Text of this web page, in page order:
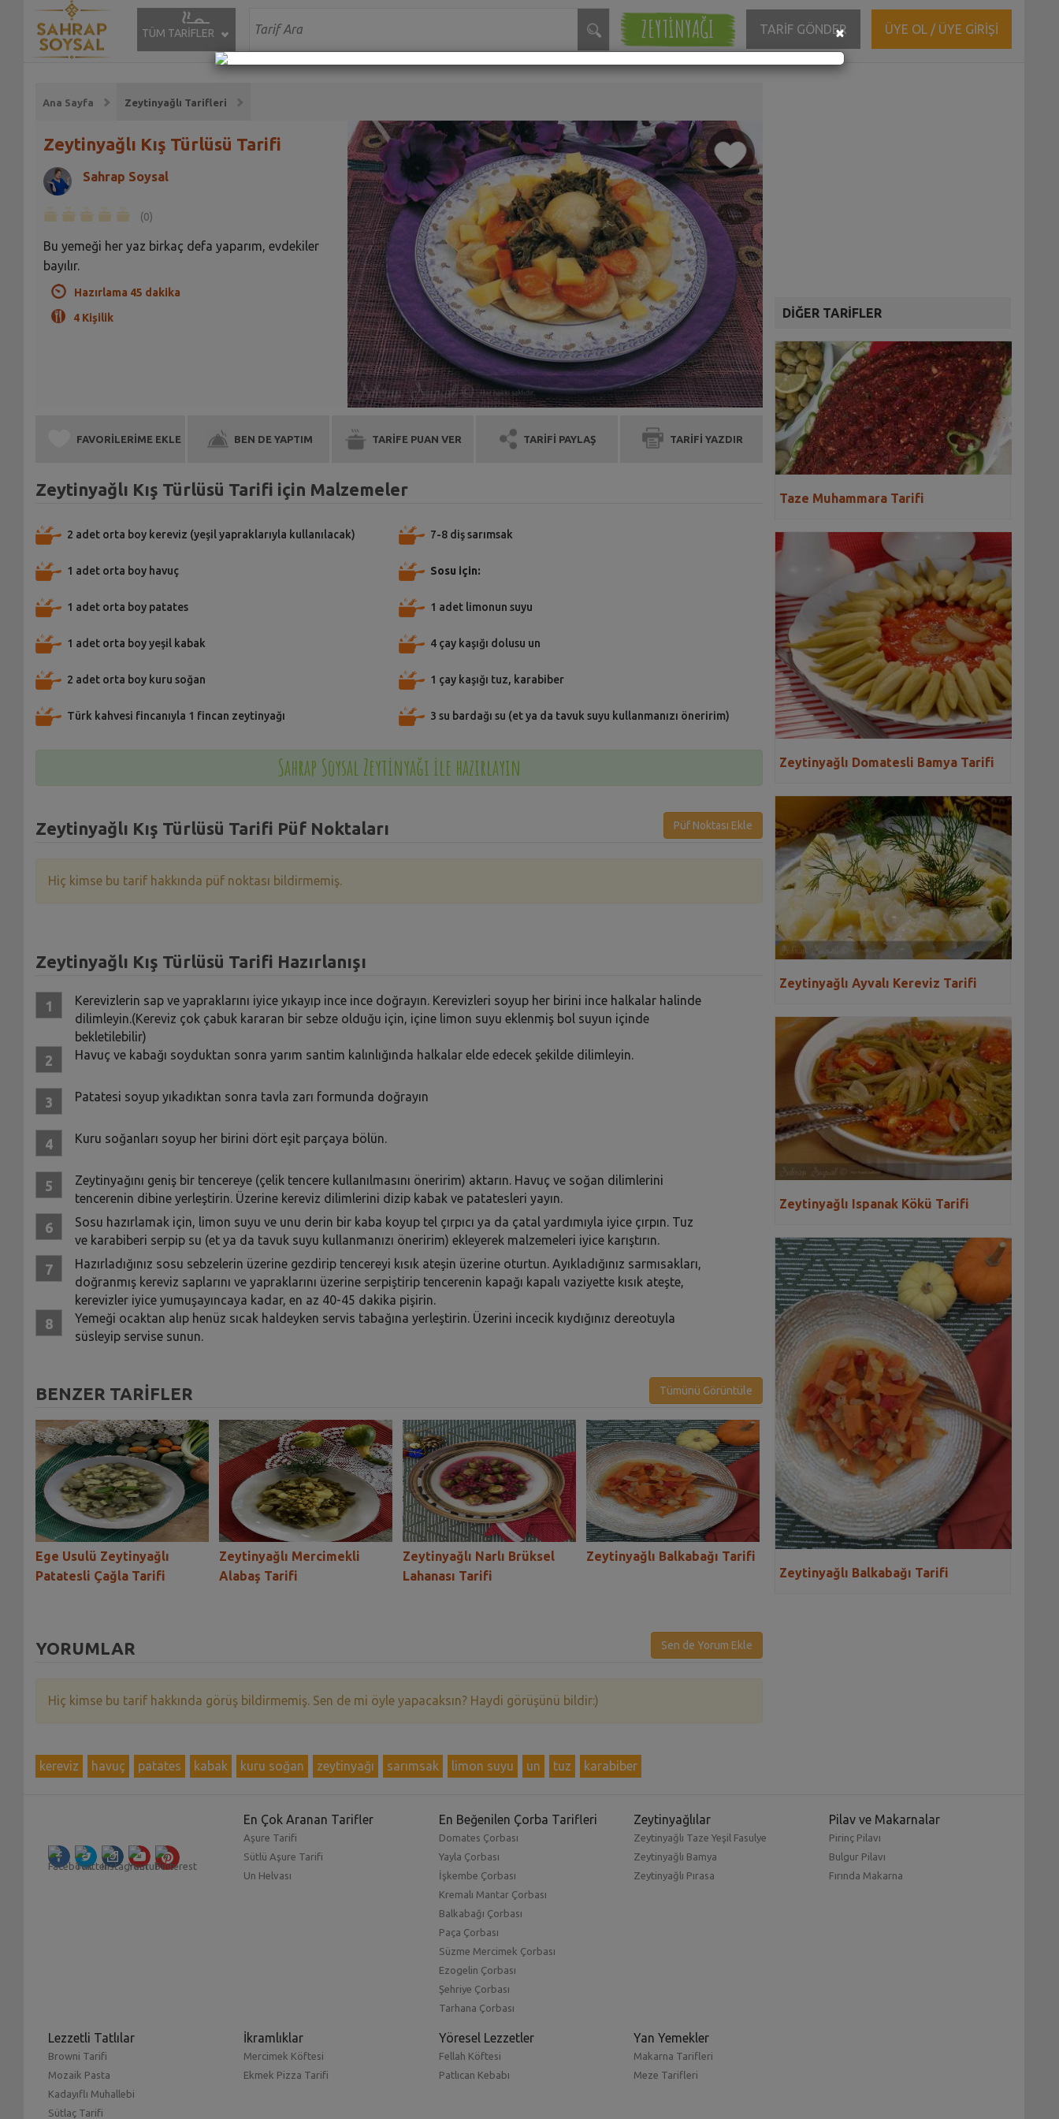
TÜM TARİFLER ZEYTİNYAĞI TARİF GÖNDER ÜYE OL / ÜYE GİRİŞİ
Ana Sayfa Zeytinyağlı Tarifleri
Zeytinyağlı Kış Türlüsü Tarifi
Sahrap Soysal
(0)
Bu yemeği her yaz birkaç defa yaparım, evdekiler
bayılır.
Hazırlama 45 dakika
4 Kişilik
FAVORİLERİME EKLE BEN DE YAPTIM TARİFE PUAN VER TARİFİ PAYLAŞ TARİFİ YAZDIR
Zeytinyağlı Kış Türlüsü Tarifi için Malzemeler
2 adet orta boy kereviz (yeşil yapraklarıyla kullanılacak)
1 adet orta boy havuç
1 adet orta boy patates
1 adet orta boy yeşil kabak
2 adet orta boy kuru soğan
Türk kahvesi fincanıyla 1 fincan zeytinyağı
7-8 diş sarımsak
Sosu için:
1 adet limonun suyu
4 çay kaşığı dolusu un
1 çay kaşığı tuz, karabiber
3 su bardağı su (et ya da tavuk suyu kullanmanızı öneririm)
Sahrap Soysal Zeytinyağı ile hazırlayın
Zeytinyağlı Kış Türlüsü Tarifi Püf Noktaları Püf Noktası Ekle
Hiç kimse bu tarif hakkında püf noktası bildirmemiş.
Zeytinyağlı Kış Türlüsü Tarifi Hazırlanışı
Kerevizlerin sap ve yapraklarını iyice yıkayıp ince ince doğrayın. Kerevizleri soyup her birini ince halkalar halinde
dilimleyin.(Kereviz çok çabuk kararan bir sebze olduğu için, içine limon suyu eklenmiş bol suyun içinde
bekletilebilir)
Havuç ve kabağı soyduktan sonra yarım santim kalınlığında halkalar elde edecek şekilde dilimleyin.
Patatesi soyup yıkadıktan sonra tavla zarı formunda doğrayın
Kuru soğanları soyup her birini dört eşit parçaya bölün.
Zeytinyağını geniş bir tencereye (çelik tencere kullanılmasını öneririm) aktarın. Havuç ve soğan dilimlerini
tencerenin dibine yerleştirin. Üzerine kereviz dilimlerini dizip kabak ve patatesleri yayın.
Sosu hazırlamak için, limon suyu ve unu derin bir kaba koyup tel çırpıcı ya da çatal yardımıyla iyice çırpın. Tuz
ve karabiberi serpip su (et ya da tavuk suyu kullanmanızı öneririm) ekleyerek malzemeleri iyice karıştırın.
Hazırladığınız sosu sebzelerin üzerine gezdirip tencereyi kısık ateşin üzerine oturtun. Ayıkladığınız sarmısakları,
doğranmış kereviz saplarını ve yapraklarını üzerine serpiştirip tencerenin kapağı kapalı vaziyette kısık ateşte,
kerevizler iyice yumuşayıncaya kadar, en az 40-45 dakika pişirin.
Yemeği ocaktan alıp henüz sıcak haldeyken servis tabağına yerleştirin. Üzerini incecik kıydığınız dereotuyla
süsleyip servise sunun.
BENZER TARİFLER Tümünü Görüntüle
Ege Usulü Zeytinyağlı
Patatesli Çağla Tarifi
Zeytinyağlı Mercimekli
Alabaş Tarifi
Zeytinyağlı Narlı Brüksel
Lahanası Tarifi
Zeytinyağlı Balkabağı Tarifi
Tarifi
YORUMLAR Sen de Yorum Ekle
Hiç kimse bu tarif hakkında görüş bildirmemiş. Sen de mi öyle yapacaksın? Haydi görüşünü bildir:)
kereviz havuç patates kabak kuru soğan zeytinyağı sarımsak limon suyu un tuz karabiber
DİĞER TARİFLER
Taze Muhammara Tarifi
Zeytinyağlı Domatesli Bamya Tarifi
Zeytinyağlı Ayvalı Kereviz Tarifi
Zeytinyağlı Ispanak Kökü Tarifi
Zeytinyağlı Balkabağı Tarifi
En Çok Aranan Tarifler
Aşure Tarifi
Sütlü Aşure Tarifi
Un Helvası
En Beğenilen Çorba Tarifleri
Domates Çorbası
Yayla Çorbası
İşkembe Çorbası
Kremalı Mantar Çorbası
Balkabağı Çorbası
Paça Çorbası
Süzme Mercimek Çorbası
Ezogelin Çorbası
Şehriye Çorbası
Tarhana Çorbası
Zeytinyağlılar
Zeytinyağlı Taze Yeşil Fasulye
Zeytinyağlı Bamya
Zeytinyağlı Pırasa
Pilav ve Makarnalar
Pirinç Pilavı
Bulgur Pilavı
Fırında Makarna
Lezzetli Tatlılar
Browni Tarifi
Mozaik Pasta
Kadayıflı Muhallebi
Sütlaç Tarifi
İkramlıklar
Mercimek Köftesi
Ekmek Pizza Tarifi
Yöresel Lezzetler
Fellah Köftesi
Patlıcan Kebabı
Yan Yemekler
Makarna Tarifleri
Meze Tarifleri
×Close